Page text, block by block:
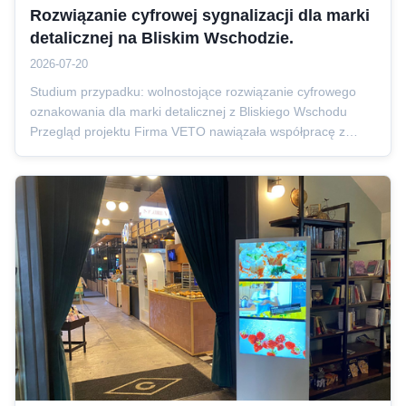
Rozwiązanie cyfrowej sygnalizacji dla marki
detalicznej na Bliskim Wschodzie.
2026-07-20
Studium przypadku: wolnostojące rozwiązanie cyfrowego
oznakowania dla marki detalicznej z Bliskiego Wschodu
Przegląd projektu Firma VETO nawiązała współpracę z
reklamową w sklepach. Klient, zarz...